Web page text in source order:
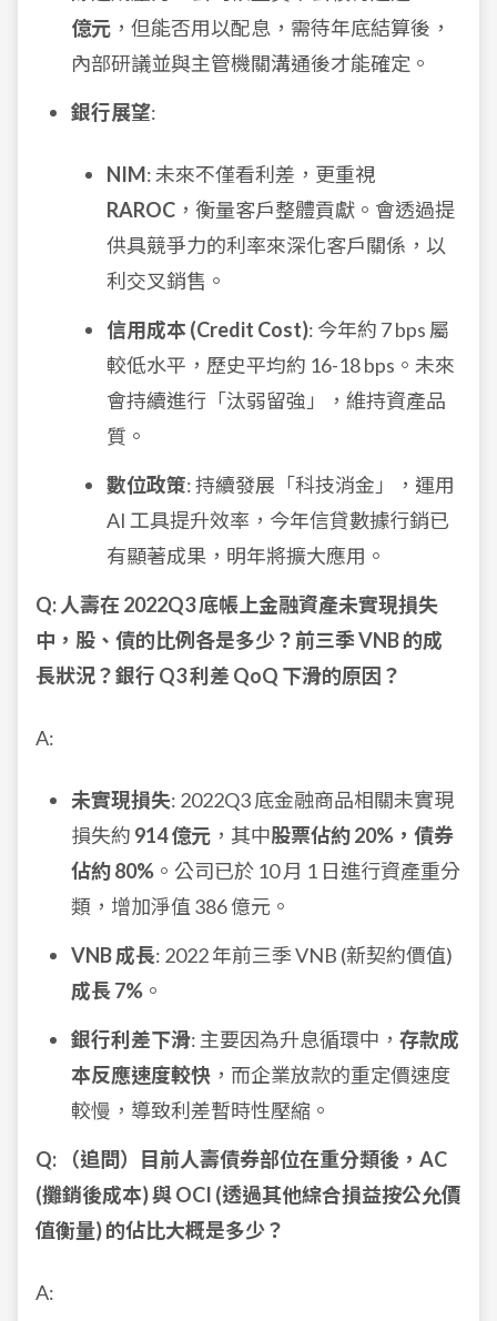
億元 ，但能否用以配息，需待年底結算後，
內部研議並與主管機關溝通後才能確定。
銀行展望:
NIM: 未來不僅看利差，更重視
RAROC ，衡量客戶整體貢獻。會透過提
供具競爭力的利率來深化客戶關係，以
利交叉銷售。
信用成本 (Credit Cost): 今年約 7 bps 屬
較低水平，歷史平均約 16-18 bps。未來
會持續進行「汰弱留強」，維持資產品
質。
數位政策: 持續發展「科技消金」，運用
AI 工具提升效率，今年信貸數據行銷已
有顯著成果，明年將擴大應用。
Q: 人壽在 2022Q3 底帳上金融資產未實現損失
中，股、債的比例各是多少？前三季 VNB 的成
長狀況？銀行 Q3 利差 QoQ 下滑的原因？
A:
未實現損失: 2022Q3 底金融商品相關未實現
損失約 914 億元 ，其中股票佔約 20%，債券
佔約 80% 。公司已於 10 月 1 日進行資產重分
類，增加淨值 386 億元。
VNB 成長: 2022 年前三季 VNB (新契約價值)
成長 7% 。
銀行利差下滑: 主要因為升息循環中， 存款成
本反應速度較快 ，而企業放款的重定價速度
較慢，導致利差暫時性壓縮。
Q: （追問）目前人壽債券部位在重分類後，AC
(攤銷後成本) 與 OCI (透過其他綜合損益按公允價
值衡量) 的佔比大概是多少？
A: